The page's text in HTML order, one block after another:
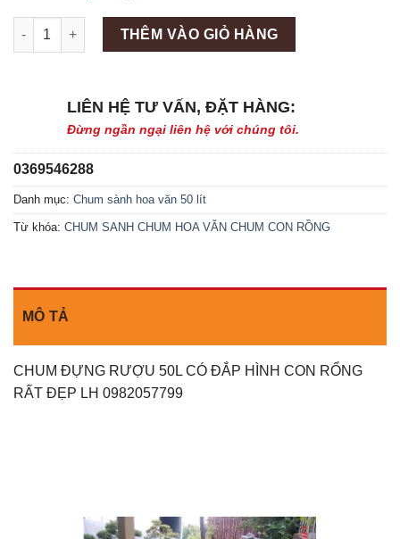
Máy làm đá viên Scotsman NW458AS số lượng
THÊM VÀO GIỎ HÀNG
LIÊN HỆ TƯ VẤN, ĐẶT HÀNG:
Đừng ngần ngại liên hệ với chúng tôi.
0369546288
Danh mục: Chum sành hoa văn 50 lít
Từ khóa: CHUM SANH CHUM HOA VĂN CHUM CON RỒNG
MÔ TẢ
CHUM ĐỰNG RƯỢU 50L CÓ ĐẮP HÌNH CON RỔNG
RẤT ĐẸP LH 0982057799